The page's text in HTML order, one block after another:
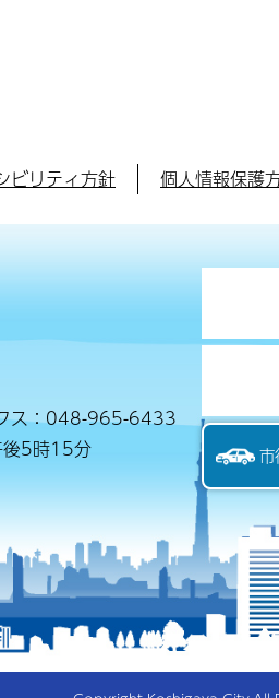
ビリティ方針 個人情報保護
ス：048-965-6433
後5時15分
市